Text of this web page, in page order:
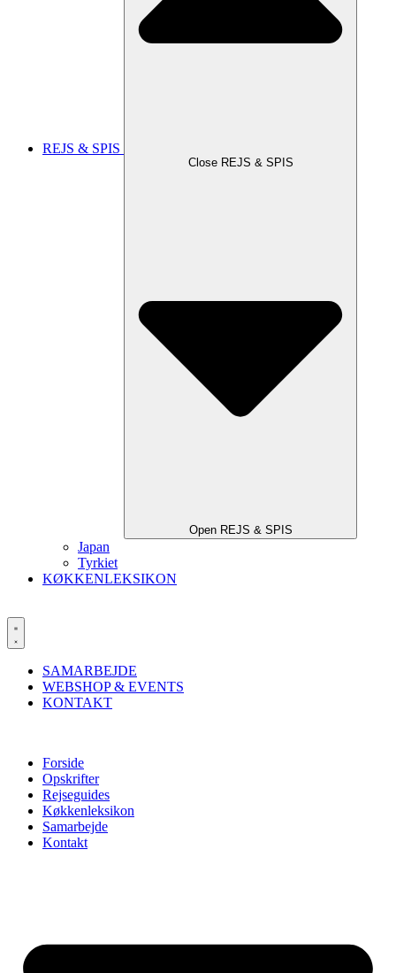
REJS & SPIS
Close REJS & SPIS
Open REJS & SPIS
Japan
Tyrkiet
KØKKENLEKSIKON
SAMARBEJDE
WEBSHOP & EVENTS
KONTAKT
Forside
Opskrifter
Rejseguides
Køkkenleksikon
Samarbejde
Kontakt